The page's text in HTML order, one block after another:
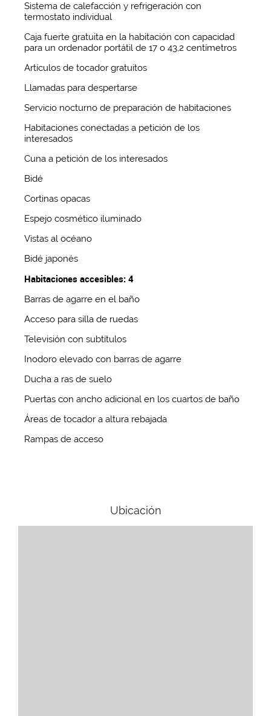
Sistema de calefacción y refrigeración con
termostato individual
Caja fuerte gratuita en la habitación con capacidad
para un ordenador portátil de 17 o 43,2 centímetros
Artículos de tocador gratuitos
Llamadas para despertarse
Servicio nocturno de preparación de habitaciones
Habitaciones conectadas a petición de los
interesados
Cuna a petición de los interesados
Bidé
Cortinas opacas
Espejo cosmético iluminado
Vistas al océano
Bidé japonés
Habitaciones accesibles: 4
Barras de agarre en el baño
Acceso para silla de ruedas
Televisión con subtítulos
Inodoro elevado con barras de agarre
Ducha a ras de suelo
Puertas con ancho adicional en los cuartos de baño
Áreas de tocador a altura rebajada
Rampas de acceso
Ubicación